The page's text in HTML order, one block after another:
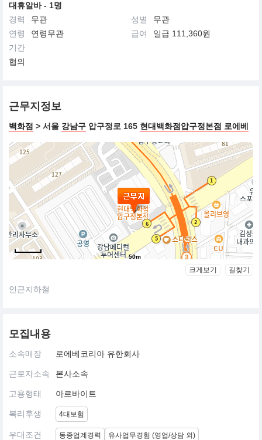
어디에 있든 상관없이 존중합니다. 우리는 모든 성별, 민족, 사회 경
제적 배경 및 모든 유형의 장애를 가진 사람들을 포함한 능력을 환영
하는 문화를 지향합니다. 우리의 목표는 모든 사람이 가치 있다고 느
대휴알바 - 1명
경력
무관 성별
무관
연령
연령무관 급여
일급 111,360원
기간
협의
근무지정보
백화점 > 서울 강남구 압구정로 165 현대백화점압구정본점 로에베
50m
크게보기 길찾기
인근지하철
모집내용
소속매장 로에베코리아 유한회사
근로자소속 본사소속
고용형태 아르바이트
복리후생 4대보험
우대조건 동종업계경력 유사업무경험 (영업/상담 외)